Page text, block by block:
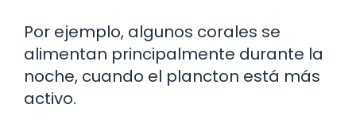
Por ejemplo, algunos corales se
alimentan principalmente durante la
noche, cuando el plancton está más
activo.